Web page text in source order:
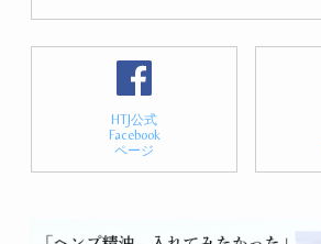
HTJ公式
Facebook
ページ